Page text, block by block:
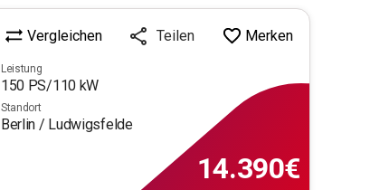
Vergleichen Teilen Merken
Leistung
150 PS/110 kW
Standort
Berlin / Ludwigsfelde
14.390€